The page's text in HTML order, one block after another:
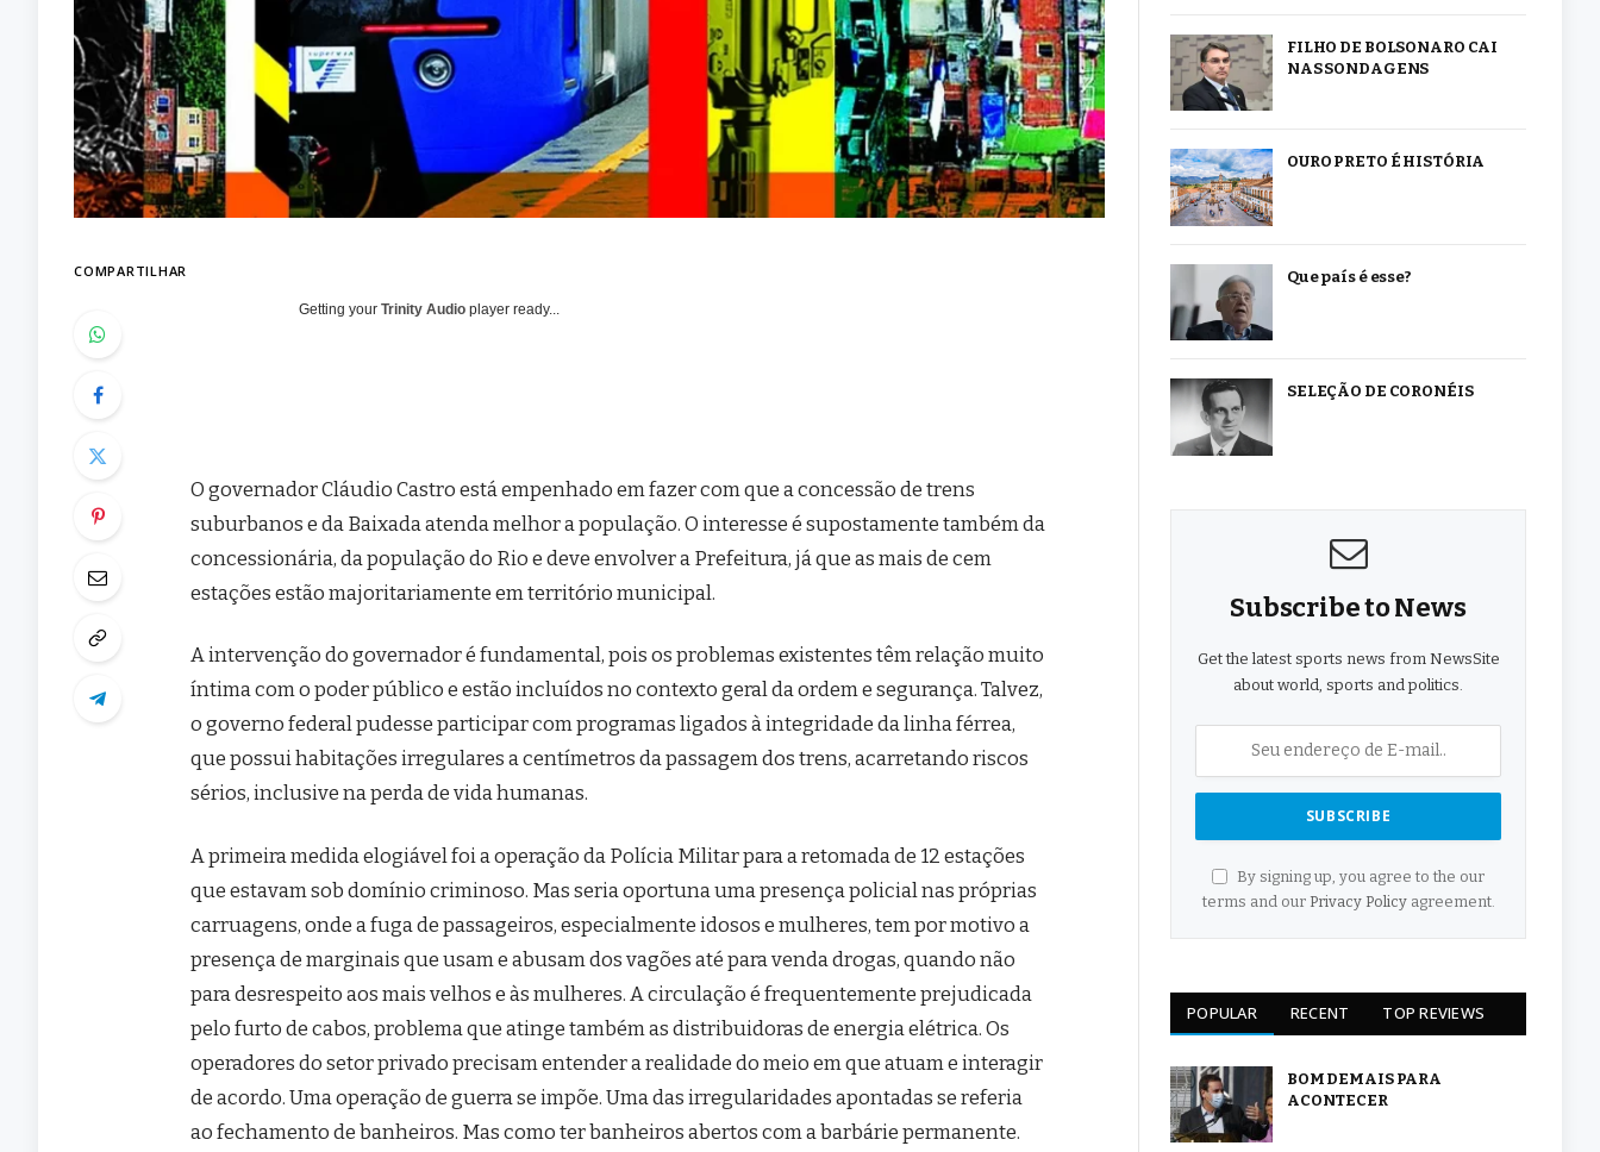
COMPARTILHAR
Getting yourTrinity Audio player ready...
O governador Cláudio Castro está empenhado em fazer com que a concessão de trens
suburbanos e da Baixada atenda melhor a população. O interesse é supostamente também da
concessionária, da população do Rio e deve envolver a Prefeitura, já que as mais de cem
estações estão majoritariamente em território municipal.
A intervenção do governador é fundamental, pois os problemas existentes têm relação muito
íntima com o poder público e estão incluídos no contexto geral da ordem e segurança. Talvez,
o governo federal pudesse participar com programas ligados à integridade da linha férrea,
que possui habitações irregulares a centímetros da passagem dos trens, acarretando riscos
sérios, inclusive na perda de vida humanas.
A primeira medida elogiável foi a operação da Polícia Militar para a retomada de 12 estações
que estavam sob domínio criminoso. Mas seria oportuna uma presença policial nas próprias
carruagens, onde a fuga de passageiros, especialmente idosos e mulheres, tem por motivo a
presença de marginais que usam e abusam dos vagões até para venda drogas, quando não
para desrespeito aos mais velhos e às mulheres. A circulação é frequentemente prejudicada
pelo furto de cabos, problema que atinge também as distribuidoras de energia elétrica. Os
operadores do setor privado precisam entender a realidade do meio em que atuam e interagir
de acordo. Uma operação de guerra se impõe. Uma das irregularidades apontadas se referia
ao fechamento de banheiros. Mas como ter banheiros abertos com a barbárie permanente.
FILHO DE BOLSONARO CAI
NAS SONDAGENS
OURO PRETO É HISTÓRIA
Que país é esse?
SELEÇÃO DE CORONÉIS
Subscribe to News
Get the latest sports news from NewsSite
about world, sports and politics.
By signing up, you agree to the our
terms and our Privacy Policyagreement.
POPULAR RECENT TOP REVIEWS
BOM DEMAIS PARA
ACONTECER